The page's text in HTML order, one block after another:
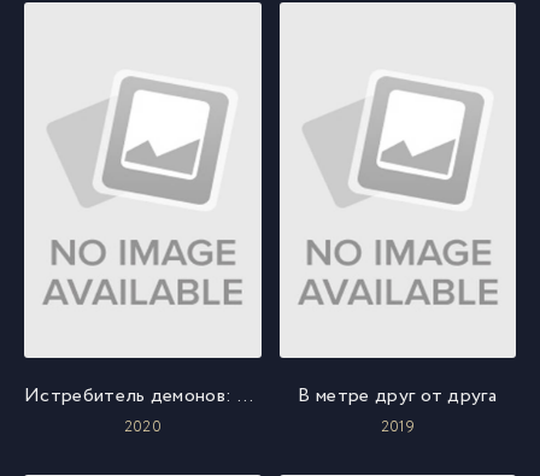
Истребитель демонов: Поезд «Бесконечный»
2020
В метре друг от друга
2019